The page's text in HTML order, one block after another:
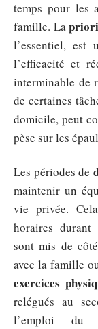
temps pour les
famille. La
l’essentiel, est
l’efficacité et
interminable de
de certaines
domicile, peut
pèse sur les
Les périodes de
maintenir un
vie privée.
horaires durant
sont mis de
avec la famille
exercices
relégués au
l’emploi du